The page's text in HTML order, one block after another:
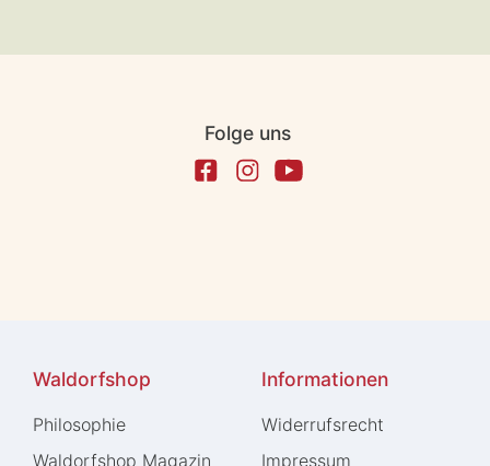
Folge uns
Waldorfshop
Philosophie
Waldorfshop Magazin
Informationen
Widerrufs­recht
Impressum